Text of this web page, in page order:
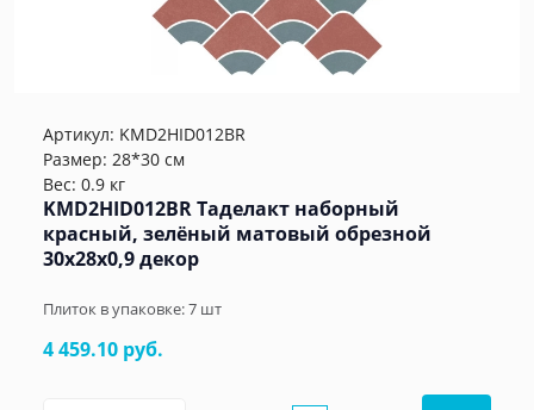
Артикул: KMD2HID012BR
Размер: 28*30 см
Вес: 0.9 кг
KMD2HID012BR Таделакт наборный
красный, зелёный матовый обрезной
30x28x0,9 декор
Плиток в упаковке:7 шт
4 459.10 руб.